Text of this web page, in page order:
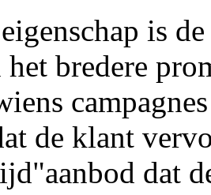
is
bredere
de klant
dat